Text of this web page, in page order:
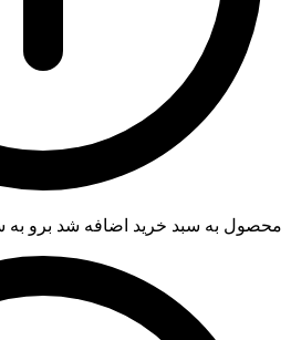
محصول به سبد خرید اضافه شد برو به